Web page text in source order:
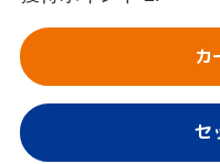
カ
セ